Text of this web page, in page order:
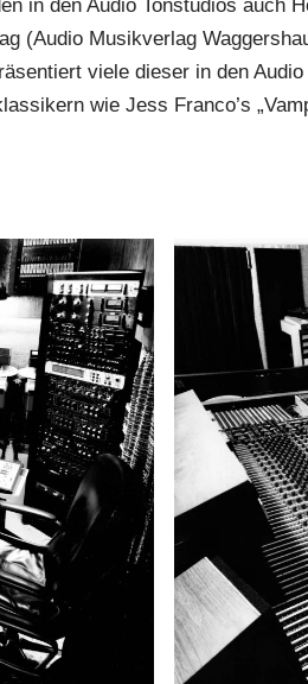
in den Audio Tonstudios auch
(Audio Musikverlag
viele dieser in den
wie Jess Franco’s